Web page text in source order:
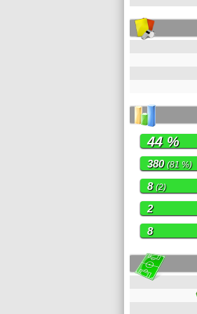
44 %
380(81 %)
8(2)
2
8